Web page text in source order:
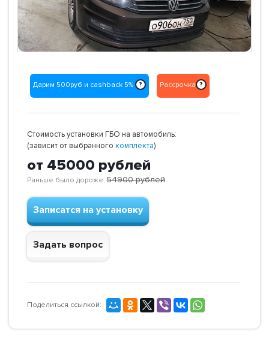
Дарим 500руб и cashback 5% ? Рассрочка ?
Стоимость установки ГБО на автомобиль:
(зависит от выбранного комплекта)
от 45000 рублей
Раньше было дороже: 54900рублей
Записатся на установку
Задать вопрос
Поделиться ссылкой: